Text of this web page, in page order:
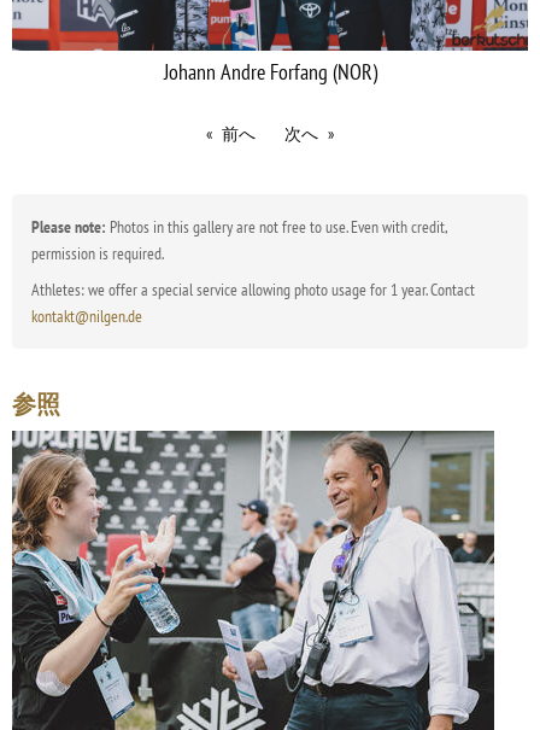
Johann Andre Forfang (NOR)
前へ 次へ
Please note: Photos in this gallery are not free to use. Even with credit,
permission is required.
Athletes: we offer a special service allowing photo usage for 1 year. Contact
kontakt@nilgen.de
参照